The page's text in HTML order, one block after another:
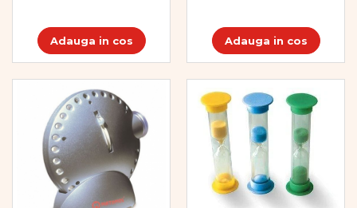
Adauga in cos Adauga in cos